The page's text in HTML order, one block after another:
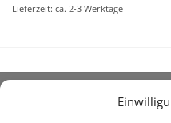
Lieferzeit: ca. 2-3 Werktage